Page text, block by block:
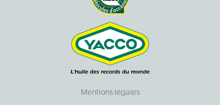
Mentions légales